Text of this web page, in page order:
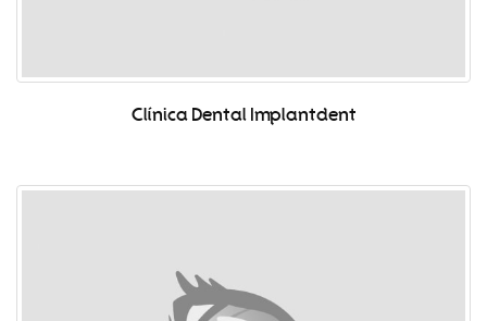
Clínica Dental Implantdent